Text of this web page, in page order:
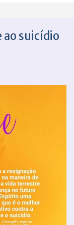
ao suicídio